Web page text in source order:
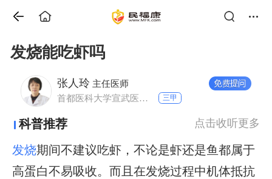
发烧能吃虾吗
张人玲 主任医师
首都医科大学宣武医院 内分泌科
三甲
科普推荐 点击收听更多
发烧期间不建议吃虾，不论是虾还是鱼都属于
高蛋白不易吸收。而且在发烧过程中机体抵抗